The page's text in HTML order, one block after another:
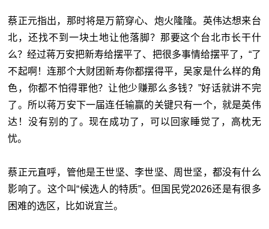
蔡正元指出，那时将是万箭穿心、炮火隆隆。英伟达想来台
北，还找不到一块土地让他落脚？那要这个台北市长干什
么？经过蒋万安把新寿给摆平了、把很多事情给摆平了，“了
不起啊！连那个大财团新寿你都摆得平，吴家是什么样的角
色，你都不怕得罪他？让他少赚那么多钱？”好话就讲不完
了。所以蒋万安下一届连任输赢的关键只有一个，就是英伟
达！没有别的了。现在成功了，可以回家睡觉了，高枕无
忧。
蔡正元直呼，管他是王世坚、李世坚、周世坚，都没有什么
影响了。这个叫“候选人的特质”。但国民党2026还是有很多
困难的选区，比如说宜兰。